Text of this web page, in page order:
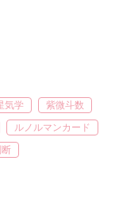
気学
紫微斗数
ルノルマンカード